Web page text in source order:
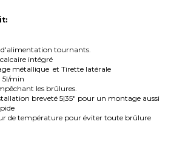
d'alimentation tournants.
intégré
métallique et Tirette latérale
5l/min
les brûlures.
breveté 5|35" pour un montage aussi
de température pour éviter toute brûlure